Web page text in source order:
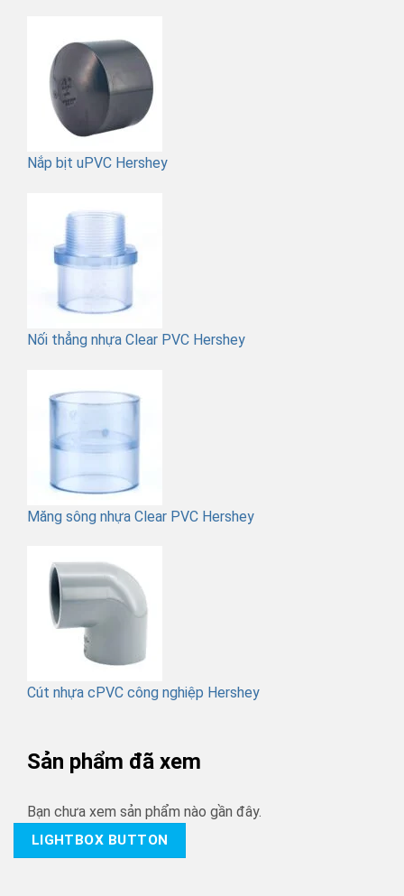
Nắp bịt uPVC Hershey
Nối thẳng nhựa Clear PVC Hershey
Măng sông nhựa Clear PVC Hershey
Cút nhựa cPVC công nghiệp Hershey
Sản phẩm đã xem
Bạn chưa xem sản phẩm nào gần đây.
LIGHTBOX BUTTON